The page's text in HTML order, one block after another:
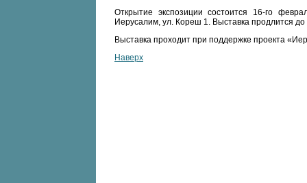
Открытие экспозиции состоится 16-го
Иерусалим, ул. Кореш 1. Выставка продлится
Выставка проходит при поддержке проекта
Наверх